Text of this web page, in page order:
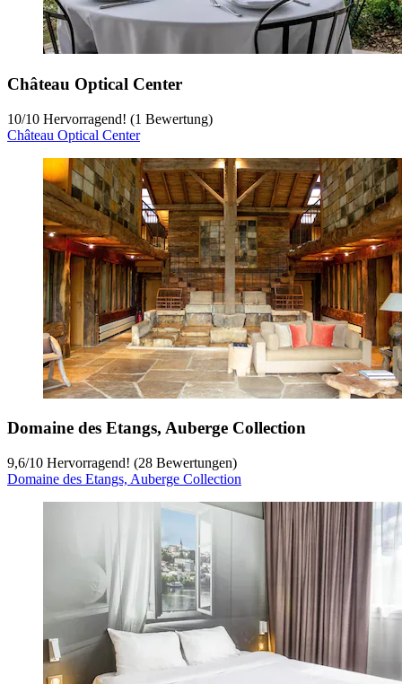
Château Optical Center
10/10 Hervorragend! (1 Bewertung)
Château Optical Center
Domaine des Etangs, Auberge Collection
9,6/10 Hervorragend! (28 Bewertungen)
Domaine des Etangs, Auberge Collection